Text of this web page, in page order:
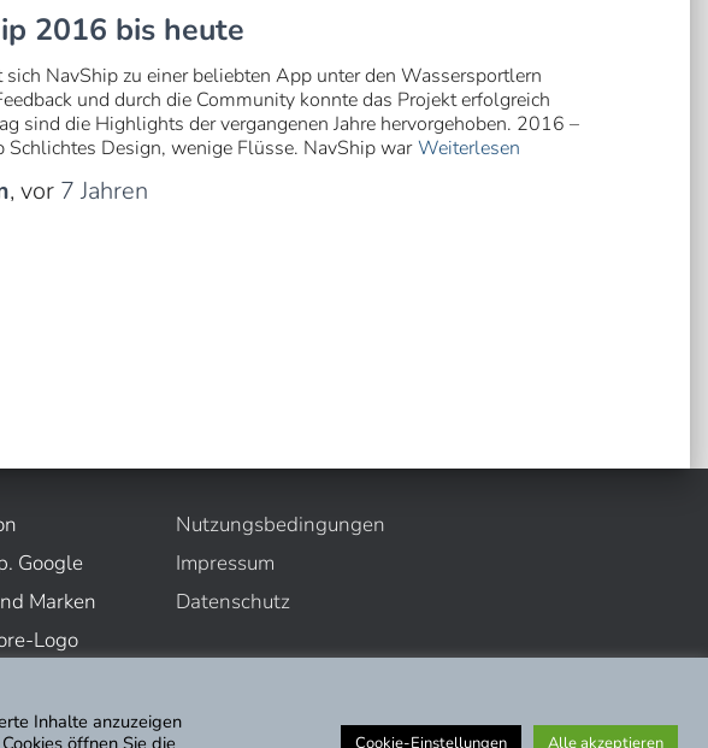
2016 bis heute
sich NavShip zu einer beliebten App unter den Wassersportlern
und durch die Community konnte das Projekt erfolgreich
sind die Highlights der vergangenen Jahre hervorgehoben. 2016 –
Schlichtes Design, wenige Flüsse. NavShip war Weiterlesen
, vor 7 Jahren
Google
Marken
Logo
Nutzungsbedingungen
Impressum
Datenschutz
Inhalte anzuzeigen
öffnen Sie die
Cookie-Einstellungen Alle akzeptieren